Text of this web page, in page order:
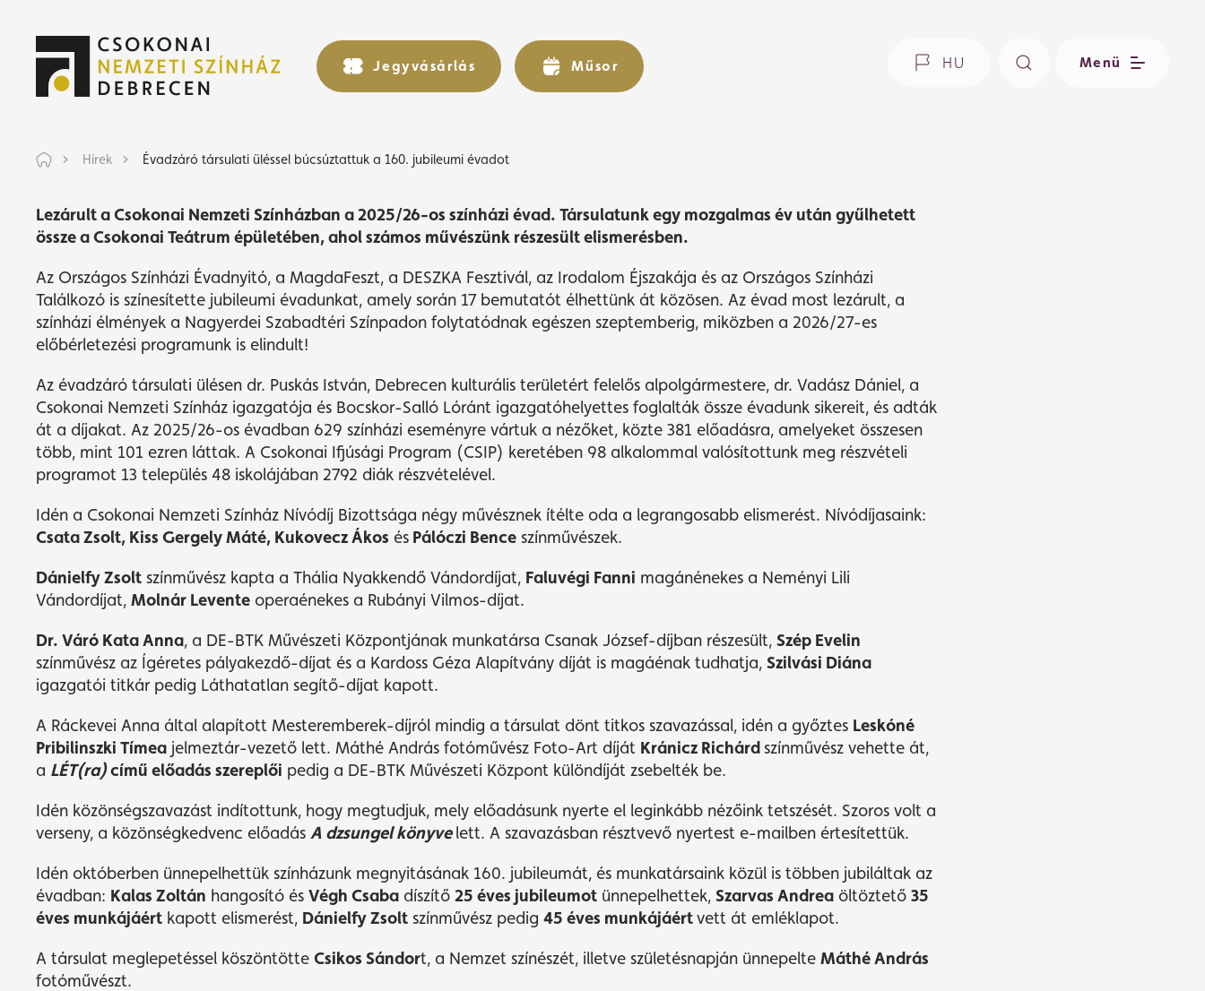
HU Menü
Jegyvásárlás Műsor
Jegyvásárlás Műsor
Évadzáró társulati üléssel búcsúztattuk a
160. jubileumi évadot
Hírek Évadzáró társulati üléssel búcsúztattuk a 160. jubileumi évadot
Lezárult a Csokonai Nemzeti Színházban a 2025/26-os színházi évad. Társulatunk egy mozgalmas év után gyűlhetett
össze a Csokonai Teátrum épületében, ahol számos művészünk részesült elismerésben.
Az Országos Színházi Évadnyitó, a MagdaFeszt, a DESZKA Fesztivál, az Irodalom Éjszakája és az Országos Színházi
Találkozó is színesítette jubileumi évadunkat, amely során 17 bemutatót élhettünk át közösen. Az évad most lezárult, a
színházi élmények a Nagyerdei Szabadtéri Színpadon folytatódnak egészen szeptemberig, miközben a 2026/27-es
előbérletezési programunk is elindult!
Az évadzáró társulati ülésen dr. Puskás István, Debrecen kulturális területért felelős alpolgármestere, dr. Vadász Dániel, a
Csokonai Nemzeti Színház igazgatója és Bocskor-Salló Lóránt igazgatóhelyettes foglalták össze évadunk sikereit, és adták
át a díjakat. Az 2025/26-os évadban 629 színházi eseményre vártuk a nézőket, közte 381 előadásra, amelyeket összesen
több, mint 101 ezren láttak. A Csokonai Ifjúsági Program (CSIP) keretében 98 alkalommal valósítottunk meg részvételi
programot 13 település 48 iskolájában 2792 diák részvételével.
Idén a Csokonai Nemzeti Színház Nívódíj Bizottsága négy művésznek ítélte oda a legrangosabb elismerést. Nívódíjasaink:
Csata Zsolt, Kiss Gergely Máté, Kukovecz Ákos és Pálóczi Bence színművészek.
Dánielfy Zsolt színművész kapta a Thália Nyakkendő Vándordíjat, Faluvégi Fanni magánénekes a Neményi Lili
Vándordíjat, Molnár Levente operaénekes a Rubányi Vilmos-díjat.
Dr. Váró Kata Anna, a DE-BTK Művészeti Központjának munkatársa Csanak József-díjban részesült, Szép Evelin
színművész az Ígéretes pályakezdő-díjat és a Kardoss Géza Alapítvány díját is magáénak tudhatja, Szilvási Diána
igazgatói titkár pedig Láthatatlan segítő-díjat kapott.
A Ráckevei Anna által alapított Mesteremberek-díjról mindig a társulat dönt titkos szavazással, idén a győztes Leskóné
Pribilinszki Tímea jelmeztár-vezető lett. Máthé András fotóművész Foto-Art díját Kránicz Richárdszínművész vehette át,
a LÉT(ra)című előadás szereplői pedig a DE-BTK Művészeti Központ különdíját zsebelték be.
Idén közönségszavazást indítottunk, hogy megtudjuk, mely előadásunk nyerte el leginkább nézőink tetszését. Szoros volt a
verseny, a közönségkedvenc előadás A dzsungel könyvelett. A szavazásban résztvevő nyertest e-mailben értesítettük.
Idén októberben ünnepelhettük színházunk megnyitásának 160. jubileumát, és munkatársaink közül is többen jubiláltak az
évadban: Kalas Zoltán hangosító és Végh Csaba díszítő 25 éves jubileumot ünnepelhettek, Szarvas Andrea öltöztető 35
éves munkájáért kapott elismerést, Dánielfy Zsolt színművész pedig 45 éves munkájáértvett át emléklapot.
A társulat meglepetéssel köszöntötte Csikos Sándort, a Nemzet színészét, illetve születésnapján ünnepelte Máthé András
fotóművészt.